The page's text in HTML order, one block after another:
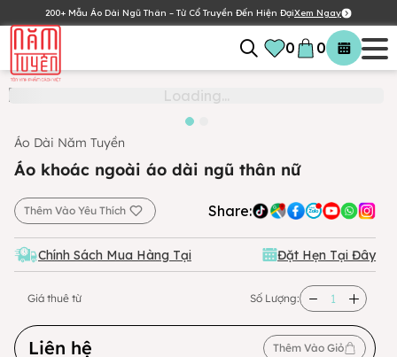
200+ Mẫu Áo Dài Ngũ Thân – Từ Cổ Truyền Đến Hiện ĐạiXem Ngay
0 0
Áo Dài Năm Tuyền
Áo khoác ngoài áo dài ngũ thân nữ
Thêm Vào Yêu Thích Share:
Chính Sách Mua Hàng Tại Đặt Hẹn Tại Đây
Giá thuê từ Số Lượng:
Liên hệ Thêm Vào Giỏ